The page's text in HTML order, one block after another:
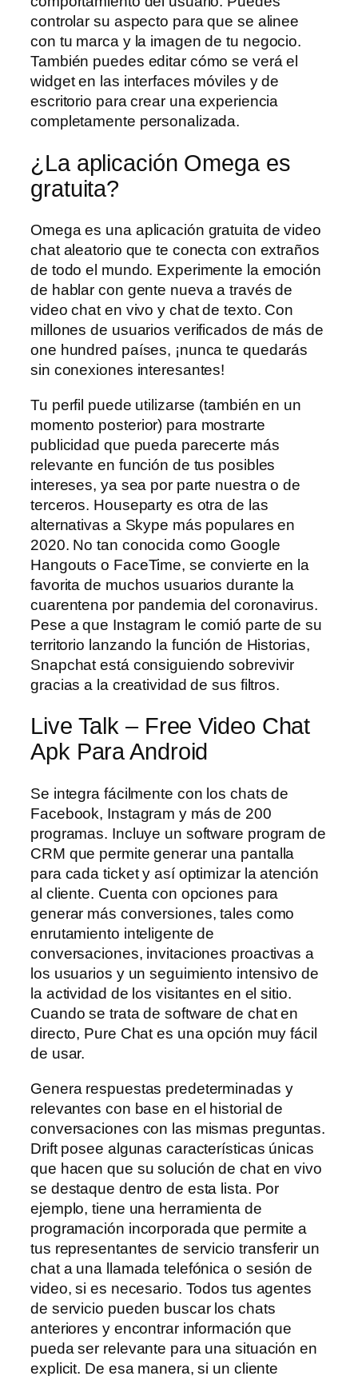
controlar su aspecto para que se alinee
con tu marca y la imagen de tu negocio.
También puedes editar cómo se verá el
widget en las interfaces móviles y de
escritorio para crear una experiencia
completamente personalizada.
¿La aplicación Omega es
gratuita?
Omega es una aplicación gratuita de video
chat aleatorio que te conecta con extraños
de todo el mundo. Experimente la emoción
de hablar con gente nueva a través de
video chat en vivo y chat de texto. Con
millones de usuarios verificados de más de
one hundred países, ¡nunca te quedarás
sin conexiones interesantes!
Tu perfil puede utilizarse (también en un
momento posterior) para mostrarte
publicidad que pueda parecerte más
relevante en función de tus posibles
intereses, ya sea por parte nuestra o de
terceros. Houseparty es otra de las
alternativas a Skype más populares en
2020. No tan conocida como Google
Hangouts o FaceTime, se convierte en la
favorita de muchos usuarios durante la
cuarentena por pandemia del coronavirus.
Pese a que Instagram le comió parte de su
territorio lanzando la función de Historias,
Snapchat está consiguiendo sobrevivir
gracias a la creatividad de sus filtros.
Live Talk – Free Video Chat
Apk Para Android
Se integra fácilmente con los chats de
Facebook, Instagram y más de 200
programas. Incluye un software program de
CRM que permite generar una pantalla
para cada ticket y así optimizar la atención
al cliente. Cuenta con opciones para
generar más conversiones, tales como
enrutamiento inteligente de
conversaciones, invitaciones proactivas a
los usuarios y un seguimiento intensivo de
la actividad de los visitantes en el sitio.
Cuando se trata de software de chat en
directo, Pure Chat es una opción muy fácil
de usar.
Genera respuestas predeterminadas y
relevantes con base en el historial de
conversaciones con las mismas preguntas.
Drift posee algunas características únicas
que hacen que su solución de chat en vivo
se destaque dentro de esta lista. Por
ejemplo, tiene una herramienta de
programación incorporada que permite a
tus representantes de servicio transferir un
chat a una llamada telefónica o sesión de
video, si es necesario. Todos tus agentes
de servicio pueden buscar los chats
anteriores y encontrar información que
pueda ser relevante para una situación en
explicit. De esa manera, si un cliente